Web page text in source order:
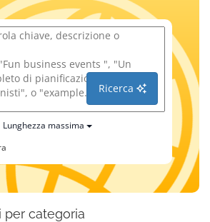
Ricerca
Lunghezza massima
per categoria